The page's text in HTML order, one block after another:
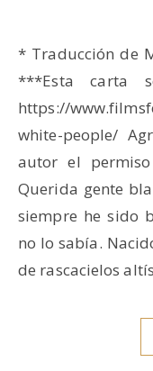
* Traducción de
***Esta carta
https://
white-people/
autor el
Querida gente
siempre he sido
no lo sabía.
de rascacielos